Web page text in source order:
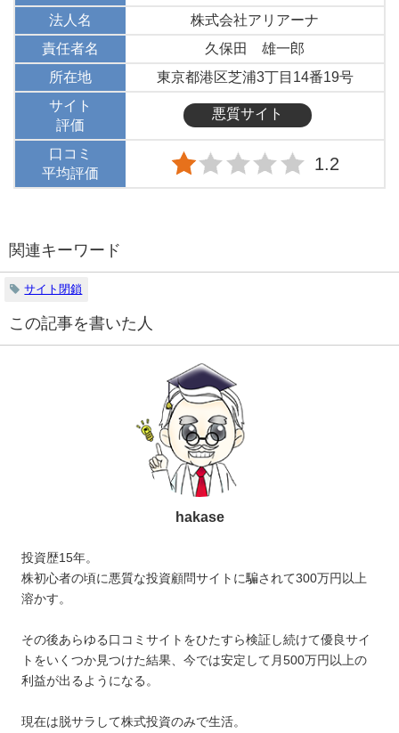
法人名
株式会社アリアーナ
責任者名
久保田 雄一郎
所在地
東京都港区芝浦3丁目14番19号
サイト
評価
悪質サイト
口コミ
平均評価
1.2
関連キーワード
サイト閉鎖
この記事を書いた人
hakase
投資歴15年。
株初心者の頃に悪質な投資顧問サイトに騙されて300万円以上
溶かす。
その後あらゆる口コミサイトをひたすら検証し続けて優良サイ
トをいくつか見つけた結果、今では安定して月500万円以上の
利益が出るようになる。
現在は脱サラして株式投資のみで生活。